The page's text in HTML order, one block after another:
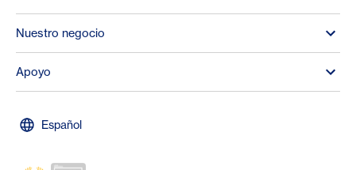
Nuestro negocio
Apoyo
Español